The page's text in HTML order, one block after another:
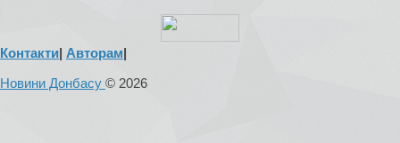
Контакти| Авторам|
Новини Донбасу © 2026